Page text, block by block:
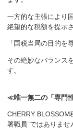
一方的な主張により
絶望的な税額を提示
「国税当局の目的を
その絶妙なバランス
す。
≪唯一無二の「専門
CHERRY BLOSSOM
署職員”ではありませ